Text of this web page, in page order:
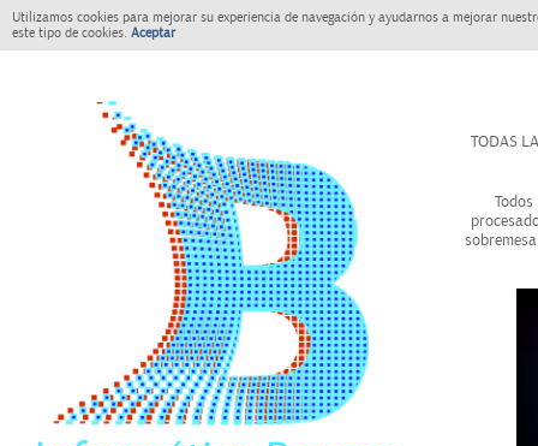
Utilizamos cookies para mejorar su experiencia de navegación y ayudarnos a mejorar
este tipo de cookies. Aceptar
TODAS